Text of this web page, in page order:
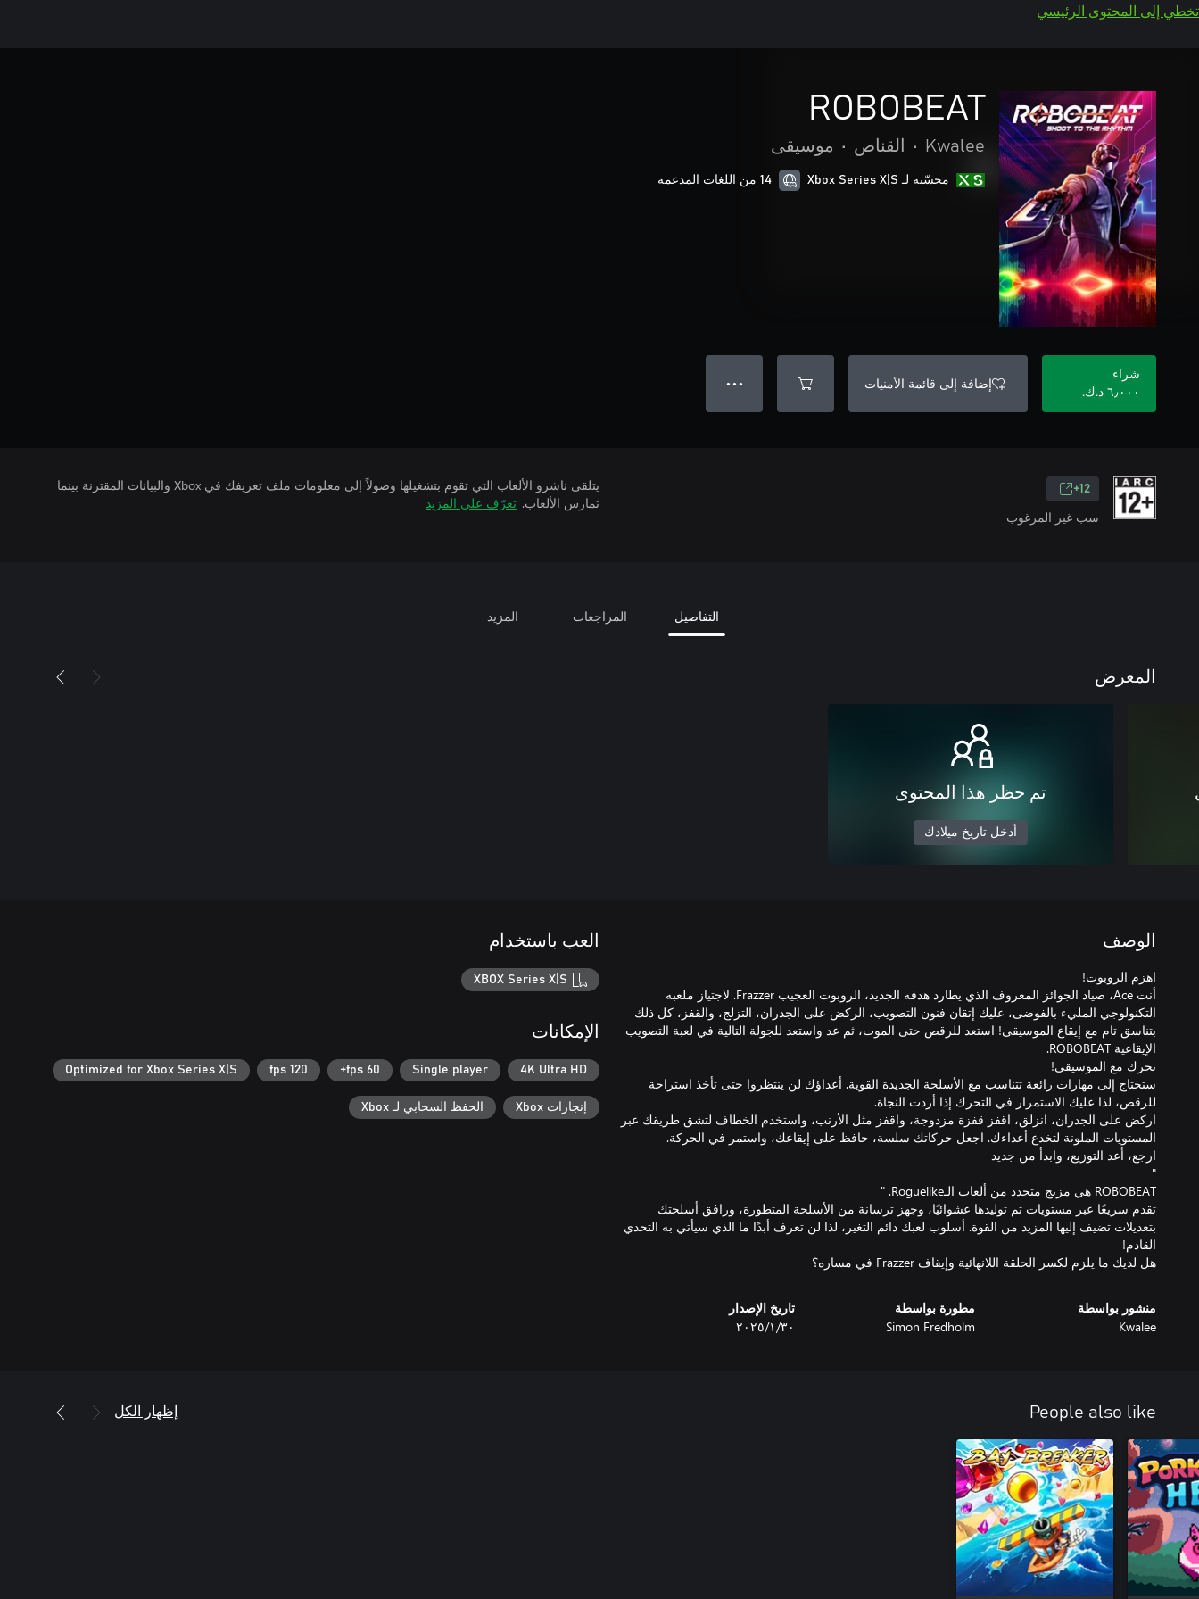
تخطي إلى المحتوى الرئيسي
ROBOBEAT
Kwalee
• القناص • موسيقى
محسّنة لـ Xbox Series X|S 14 من اللغات المدعمة
شراء
٦٫٠٠٠ د.ك.‏
إضافة إلى قائمة الأمنيات ● ● ●
12+
سب غير المرغوب
يتلقى ناشرو الألعاب التي تقوم بتشغيلها وصولاً إلى معلومات ملف تعريفك في Xbox والبيانات المقترنة بينما
تمارس الألعاب. تعرّف على المزيد
التفاصيل المراجعات المزيد
المعرض
تم حظر هذا المحتوى
أدخل تاريخ ميلادك
الوصف
أنت Ace، صياد الجوائز المعروف الذي يطارد هدفه الجديد، الروبوت العجيب Frazzer. لاجتياز ملعبه
التكنولوجي المليء بالفوضى، عليك إتقان فنون التصويب، الركض على الجدران، التزلج، والقفز، كل ذلك
بتناسق تام مع إيقاع الموسيقى! استعد للرقص حتى الموت، ثم عد واستعد للجولة التالية في لعبة التصويب
ستحتاج إلى مهارات رائعة تتناسب مع الأسلحة الجديدة القوية. أعداؤك لن ينتظروا حتى تأخذ استراحة
اركض على الجدران، انزلق، اقفز قفزة مزدوجة، واقفز مثل الأرنب، واستخدم الخطاف لتشق طريقك عبر
تقدم سريعًا عبر مستويات تم توليدها عشوائيًا، وجهز ترسانة من الأسلحة المتطورة، ورافق أسلحتك
بتعديلات تضيف إليها المزيد من القوة. أسلوب لعبك دائم التغير، لذا لن تعرف أبدًا ما الذي سيأتي به التحدي
هل لديك ما يلزم لكسر الحلقة اللانهائية وإيقاف Frazzer في مساره؟
منشور بواسطة
Kwalee
مطورة بواسطة
Simon Fredholm
تاريخ الإصدار
٣٠‏/١‏/٢٠٢٥
العب باستخدام
XBOX Series X|S
الإمكانات
4K Ultra HD
Single player
60 fps+
120 fps
Optimized for Xbox Series X|S
إنجازات Xbox الحفظ السحابي لـ Xbox
People also like إظهار الكل